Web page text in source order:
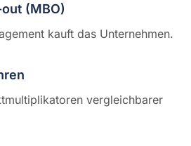
(MBO)
kauft das Unternehmen.
vergleichbarer